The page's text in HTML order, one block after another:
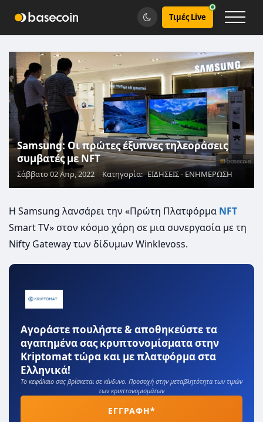
Τιμές Live
Samsung: Οι πρώτες έξυπνες τηλεοράσεις
συμβατές με NFT
Σάββατο 02 Απρ, 2022 Κατηγορία: ΕΙΔΗΣΕΙΣ - ΕΝΗΜΕΡΩΣΗ
Η Samsung λανσάρει την «Πρώτη Πλατφόρμα NFT
Smart TV» στον κόσμο χάρη σε μια συνεργασία με τη
Nifty Gateway των δίδυμων Winklevoss.
Αγοράστε πουλήστε & αποθηκεύστε τα
αγαπημένα σας κρυπτονομίσματα στην
Kriptomat τώρα και με πλατφόρμα στα
Ελληνικά!
Το κεφάλαιο σας βρίσκεται σε κίνδυνο. Προσοχή στην μεταβλητότητα των τιμών
των κρυπτονομισμάτων
ΕΓΓΡΑΦΗ*